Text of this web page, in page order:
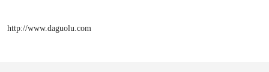
http://www.daguolu.com